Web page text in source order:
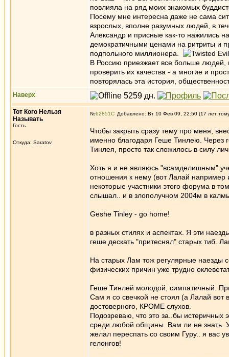
повлияла на ряд моих знакомых
Посему мне интересна даже не сама
взрослых, вполне разумных людей, в
Александр и присные как-то нажились
демократичными ценами на ритриты и
подпольного миллионера.
В Россию приезжает все больше людей,
проверить их качества - а многие и
повторялась эта история,
Наверх
Тот Кого Нельзя
Называть
Гость
Откуда: Saratov
№62851 Добавлено: Вт 10 Фев 09, 22:50 (17 лет
Чтобы закрыть сразу тему про меня,
именно благодаря Геше Тинлею. Через
Тинлея, просто так сложилось в силу
Хоть я и не являюсь "всамделишным"
отношения к нему (вот Лалай например
некоторые участники этого форума в
слышал.. и в злополучном 2004м в
Geshe Tinley - go home!
в разных стилях и аспектах. Я эти
геше дескать "притеснял" старых тиб.
На старых Лам тож регулярные наезды
физических причин уже трудно
Геше Тинлей молодой, симпатичный.
Сам я со свечкой не стоял (а Лалай
достоверного, КРОМЕ слухов.
Подозреваю, что это за..бы истеричных
среди любой общины. Вам ли не знать. У
желал переспать со своим Гуру.. я вас
гелонгов!